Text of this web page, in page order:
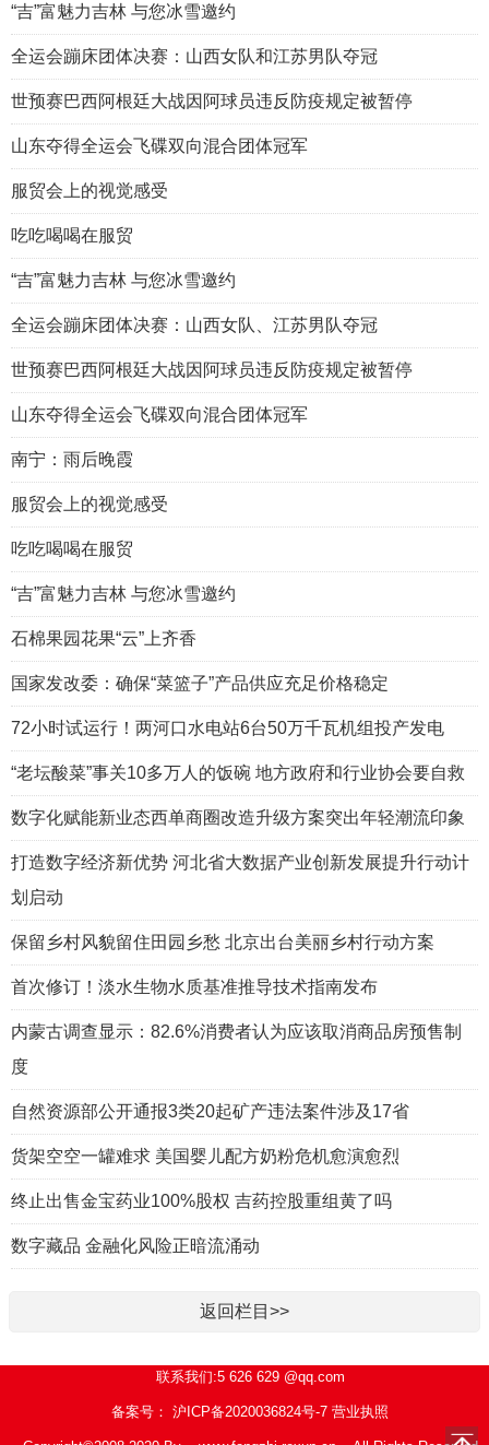
“吉”富魅力吉林 与您冰雪邀约
全运会蹦床团体决赛：山西女队和江苏男队夺冠
世预赛巴西阿根廷大战因阿球员违反防疫规定被暂停
山东夺得全运会飞碟双向混合团体冠军
服贸会上的视觉感受
吃吃喝喝在服贸
“吉”富魅力吉林 与您冰雪邀约
全运会蹦床团体决赛：山西女队、江苏男队夺冠
世预赛巴西阿根廷大战因阿球员违反防疫规定被暂停
山东夺得全运会飞碟双向混合团体冠军
南宁：雨后晚霞
服贸会上的视觉感受
吃吃喝喝在服贸
“吉”富魅力吉林 与您冰雪邀约
石棉果园花果“云”上齐香
国家发改委：确保“菜篮子”产品供应充足价格稳定
72小时试运行！两河口水电站6台50万千瓦机组投产发电
“老坛酸菜”事关10多万人的饭碗 地方政府和行业协会要自救
数字化赋能新业态西单商圈改造升级方案突出年轻潮流印象
打造数字经济新优势 河北省大数据产业创新发展提升行动计
划启动
保留乡村风貌留住田园乡愁 北京出台美丽乡村行动方案
首次修订！淡水生物水质基准推导技术指南发布
内蒙古调查显示：82.6%消费者认为应该取消商品房预售制
度
自然资源部公开通报3类20起矿产违法案件涉及17省
货架空空一罐难求 美国婴儿配方奶粉危机愈演愈烈
终止出售金宝药业100%股权 吉药控股重组黄了吗
数字藏品 金融化风险正暗流涌动
返回栏目>>
联系我们:5 626 629 @qq.com
备案号： 沪ICP备2020036824号-7 营业执照